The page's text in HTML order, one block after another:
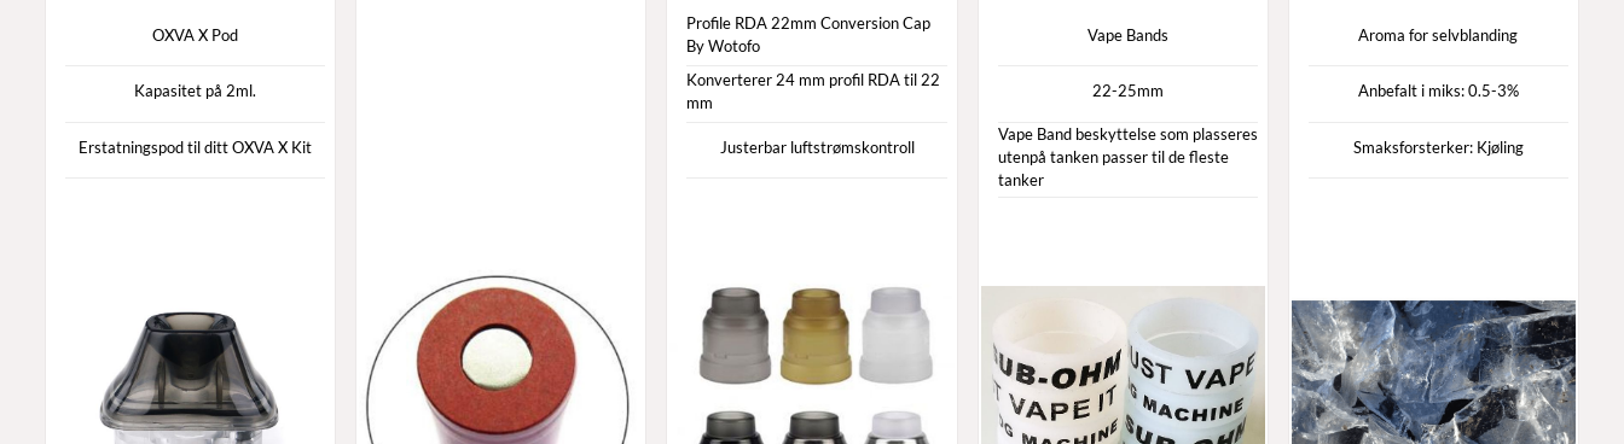
OXVA X Pod
Kapasitet på 2ml.
Erstatningspod til ditt OXVA X Kit
Profile RDA 22mm Conversion Cap
By Wotofo
Konverterer 24 mm profil RDA til 22
mm
Justerbar luftstrømskontroll
Vape Bands
22-25mm
Vape Band beskyttelse som plasseres
utenpå tanken passer til de fleste
tanker
Aroma for selvblanding
Anbefalt i miks: 0.5-3%
Smaksforsterker: Kjøling